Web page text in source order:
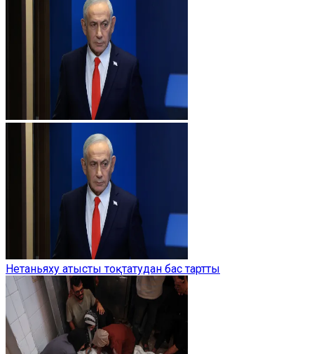
Нетаньяху атысты тоқтатудан бас тартты